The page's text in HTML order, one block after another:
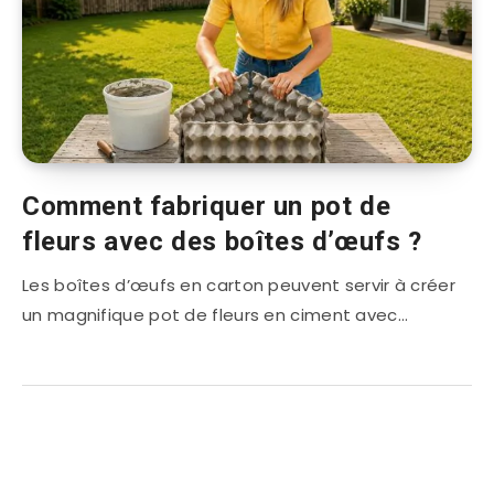
Comment fabriquer un pot de
fleurs avec des boîtes d’œufs ?
Les boîtes d’œufs en carton peuvent servir à créer
un magnifique pot de fleurs en ciment avec…